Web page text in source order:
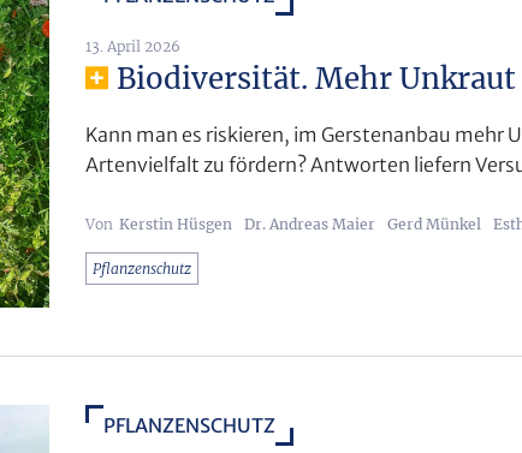
13. April 2026
Biodiversität. Mehr Unkraut
Kann man es riskieren, im Gerstenanbau mehr
Artenvielfalt zu fördern? Antworten liefern
Kerstin Hüsgen Dr. Andreas Maier Gerd Münkel
Pflanzenschutz
PFLANZENSCHUTZ